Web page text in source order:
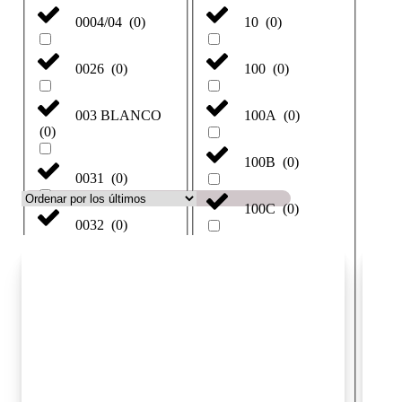
0004/04 (0)
0026 (0)
003 BLANCO
(0)
0031 (0)
0032 (0)
10 (0)
100 (0)
100A (0)
100B (0)
100C (0)